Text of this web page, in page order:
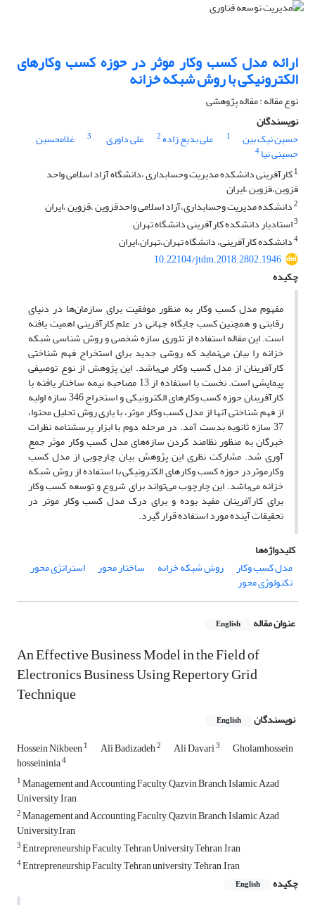
ارائه مدل کسب وکار موثر در حوزه کسب وکارهای
الکترونیکی با روش شبکه خزانه
نوع مقاله : مقاله پژوهشی
نویسندگان
حسین نیک بین
1 علی بدیع زاده2 علی داوری 3 غلامحسین
حسینی نیا4
1کارآفرینی دانشکده مدیریت وحسابداری ،دانشگاه آزاد اسلامی واحد
قزوین،قزوین ،ایران
2دانشکده مدیریت وحسابداری،آزاد اسلامی واحدقزوین ،قزوین ،ایران
3استادیار دانشکده کارآفرینی دانشگاه تهران
4دانشکده کارآفرینی، دانشگاه تهران،تهران،ایران
10.22104/jtdm.2018.2802.1946
چکیده
مفهوم مدل کسب وکار به منظور موفقیت برای سازمان‌ها در دنیای
رقابتی و همچنین کسب جایگاه جهانی در علم کارآفرینی اهمیت یافته
است. این مقاله استفاده از تئوری سازه شخصی و روش شناسی شبکه
خزانه را بیان می‌نماید که روشی جدید برای استخراج فهم شناختی
کارآفرینان از مدل کسب وکار می‌باشد. این پژوهش از نوع توصیفی
پیمایشی است. نخست با استفاده از 13 مصاحبه نیمه ساختار یافته با
کارآفرینان حوزه کسب وکارهای الکترونیکی و استخراج 346 سازه اولیه
از فهم شناختی آنها از مدل کسب وکار موثر، با یاری روش تحلیل محتوا،
37 سازه ثانویه بدست آمد. در مرحله دوم با ابزار پرسشنامه نظرات
خبرگان به منظور نظامند کردن سازه‌های مدل کسب وکار موثر جمع
آوری شد. مشارکت نظری این پژوهش بیان چارچوبی از مدل کسب
وکارموثردر حوزه کسب وکارهای الکترونیکی با استفاده از روش شبکه
خزانه می‌باشد. این چارچوب می‌تواند برای شروع و توسعه کسب وکار
برای کارآفرینان مفید بوده و برای درک مدل کسب وکار موثر در
تحقیقات آینده مورد استفاده قرار گیرد.
کلیدواژه‌ها
مدل کسب وکار
روش شبکه خزانه ساختار محور استراتژی محور
تکنولوژی محور
عنوان مقاله English
An Effective Business Model in the Field of
Electronics Business Using Repertory Grid
Technique
نویسندگان English
Hossein Nikbeen1 Ali Badizadeh2 Ali Davari3 Gholamhossein
hosseininia4
1Management and Accounting Faculty, Qazvin Branch, Islamic Azad
University ,Iran
2Management and Accounting Faculty, Qazvin Branch, Islamic Azad
University,Iran
3Entrepreneurship Faculty, Tehran University,Tehran ,Iran
4Entrepreneurship Faculty ,Tehran university ,Tehran ,Iran
چکیده
English